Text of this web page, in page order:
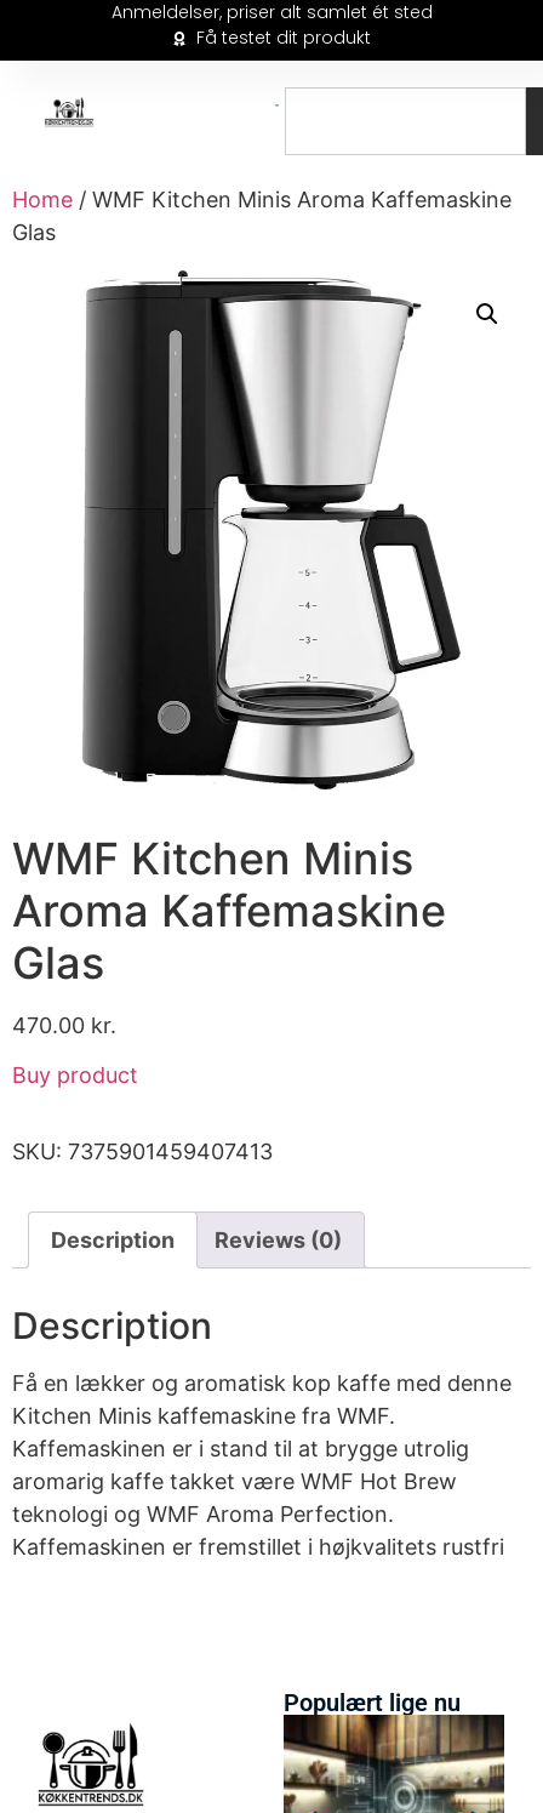
Anmeldelser, priser alt samlet ét sted
Få testet dit produkt
Home / WMF Kitchen Minis Aroma Kaffemaskine
Glas
WMF Kitchen Minis
Aroma Kaffemaskine
Glas
470.00 kr.
Buy product
SKU: 7375901459407413
Description Reviews (0)
Description
Få en lækker og aromatisk kop kaffe med denne
Kitchen Minis kaffemaskine fra WMF.
Kaffemaskinen er i stand til at brygge utrolig
aromarig kaffe takket være WMF Hot Brew
teknologi og WMF Aroma Perfection.
Kaffemaskinen er fremstillet i højkvalitets rustfri
Populært lige nu